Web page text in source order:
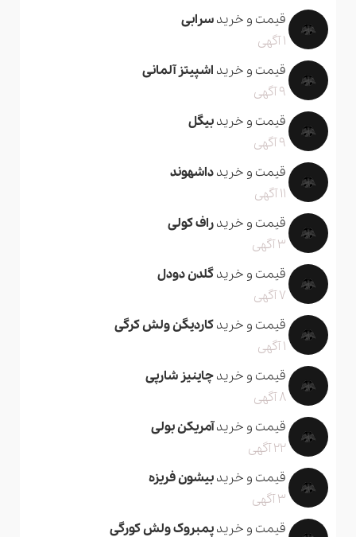
قیمت و خریدسرابی
1 آگهی
قیمت و خرید اشپیتز آلمانی
9 آگهی
قیمت و خریدبیگل
9 آگهی
قیمت و خریدداشهوند
11 آگهی
قیمت و خریدراف کولی
3 آگهی
قیمت و خریدگلدن دودل
7 آگهی
قیمت و خریدکاردیگن ولش کرگی
1 آگهی
قیمت و خریدچاینیز شارپی
8 آگهی
قیمت و خریدآمریکن بولی
22 آگهی
قیمت و خریدبیشون فریزه
3 آگهی
قیمت و خریدپمبروک ولش کورگی